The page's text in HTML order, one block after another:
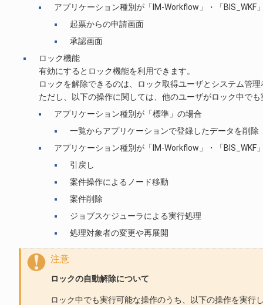
アプリケーション種別が「IM-Workflow」・「BIS_WKF
起票からの申請画面
承認画面
ロック機能
有効にするとロック機能を利用できます。
ロックを解除できるのは、ロック取得ユーザとシステム管理
ただし、以下の操作に関しては、他のユーザがロック中で
アプリケーション種別が「標準」の場合
一覧からアプリケーションで登録したデータを削除
アプリケーション種別が「IM-Workflow」・「BIS_WKF
引戻し
案件操作によるノード移動
案件削除
ジョブスケジューラによる実行処理
処理対象者の変更や再展開
注意
ロックの自動解除について
ロック中でも実行可能な操作のうち、以下の操作を実行